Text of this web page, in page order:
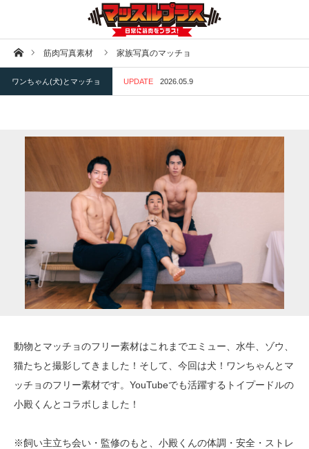
ホーム筋肉写真素材 家族写真のマッチョ
ワンちゃん(犬)とマッチョ UPDATE 2026.05.9
動物とマッチョのフリー素材はこれまでエミュー、水牛、ゾウ、
猫たちと撮影してきました！そして、今回は犬！ワンちゃんとマ
ッチョのフリー素材です。YouTubeでも活躍するトイプードルの
小殿くんとコラボしました！
※飼い主立ち会い・監修のもと、小殿くんの体調・安全・ストレ